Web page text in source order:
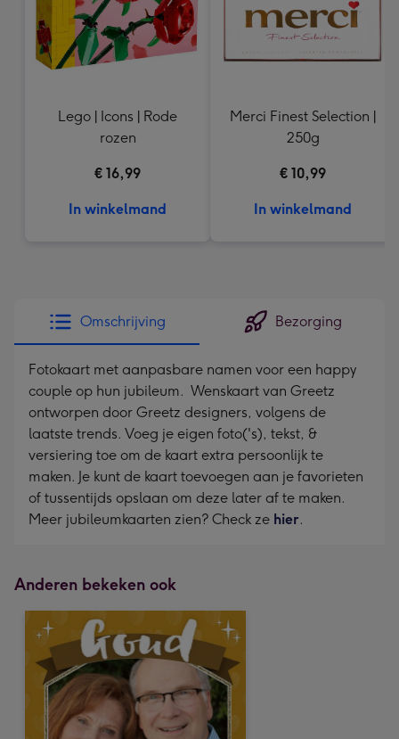
Lego | Icons | Rode
rozen
€ 16,99
In winkelmand
Merci Finest Selection |
250g
€ 10,99
In winkelmand
Omschrijving Bezorging
Fotokaart met aanpasbare namen voor een happy
couple op hun jubileum. Wenskaart van Greetz
ontworpen door Greetz designers, volgens de
laatste trends. Voeg je eigen foto('s), tekst, &
versiering toe om de kaart extra persoonlijk te
maken. Je kunt de kaart toevoegen aan je favorieten
of tussentijds opslaan om deze later af te maken.
Meer jubileumkaarten zien? Check ze hier.
Anderen bekeken ook